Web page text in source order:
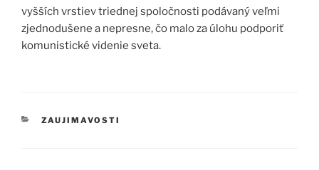
vyšších vrstiev triednej spoločnosti podávaný veľmi
zjednodušene a nepresne, čo malo za úlohu podporiť
komunistické videnie sveta.
CATEGORIES
ZAUJIMAVOSTI